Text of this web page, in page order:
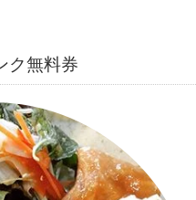
ク無料券